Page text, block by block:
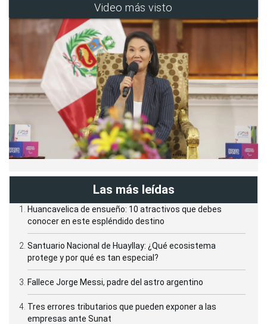
Video más visto
Las más leídas
Huancavelica de ensueño: 10 atractivos que debes
conocer en este espléndido destino
Santuario Nacional de Huayllay: ¿Qué ecosistema
protege y por qué es tan especial?
Fallece Jorge Messi, padre del astro argentino
Tres errores tributarios que pueden exponer a las
empresas ante Sunat